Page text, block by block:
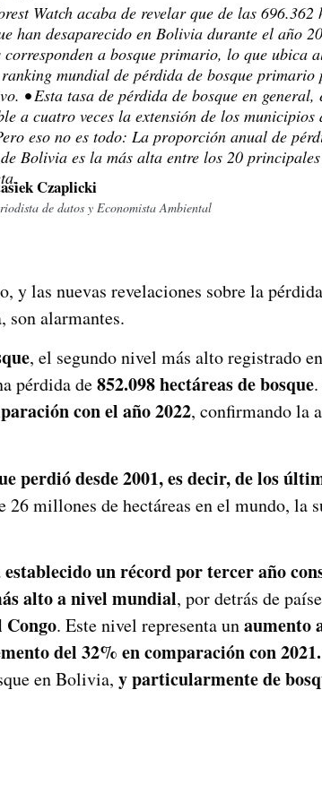
Watch acaba de revelar que de las 696.362
han desaparecido en Bolivia durante el año
corresponden a bosque primario, lo que ubica
mundial de pérdida de bosque primario
• Esta tasa de pérdida de bosque en
a cuatro veces la extensión de los municipios
eso no es todo: La proporción anual de
Bolivia es la más alta entre los 20 principales
Czaplicki
de datos y Economista Ambiental
y las nuevas revelaciones sobre la
alarmantes.
, el segundo nivel más alto registrado
pérdida de852.098 hectáreas de bosque
con el año 2022, confirmando la
perdiódesde 2001, es decir, de los
millones de hectáreas en el mundo, la
un récord por tercer año
alto a nivel mundial, por detrás de
. Este nivel representa unaumento
del 32% en comparación con
en Bolivia, y particularmente de